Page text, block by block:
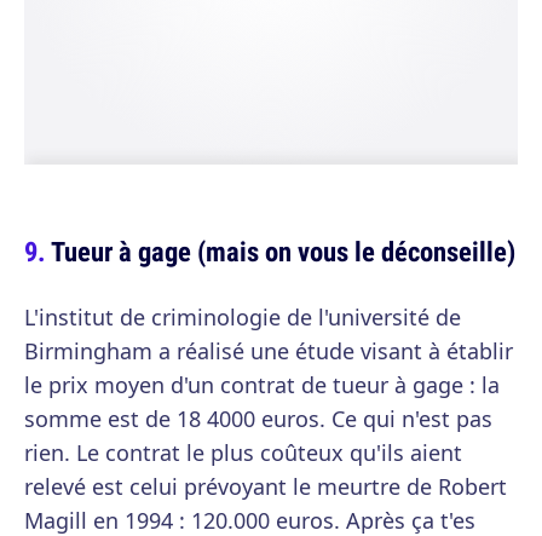
Tueur à gage (mais on vous le déconseille)
L'institut de criminologie de l'université de
Birmingham a réalisé une étude visant à établir
le prix moyen d'un contrat de tueur à gage : la
somme est de 18 4000 euros. Ce qui n'est pas
rien. Le contrat le plus coûteux qu'ils aient
relevé est celui prévoyant le meurtre de Robert
Magill en 1994 : 120.000 euros. Après ça t'es